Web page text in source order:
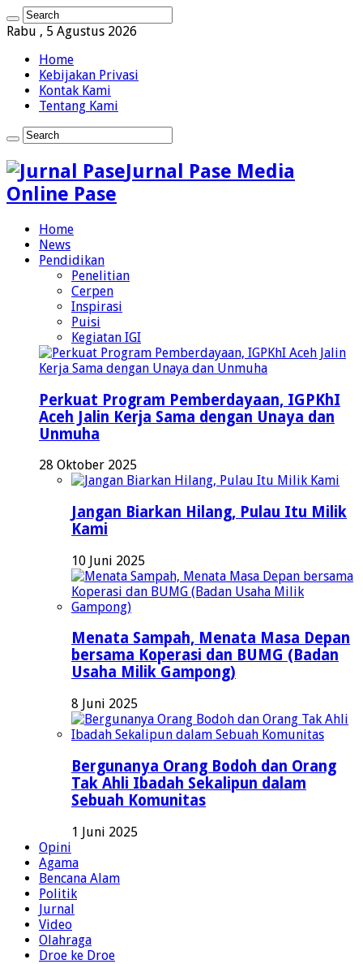
Rabu , 5 Agustus 2026
Home
Kebijakan Privasi
Kontak Kami
Tentang Kami
Jurnal Pase Media
Online Pase
Home
News
Pendidikan
Penelitian
Cerpen
Inspirasi
Puisi
Kegiatan IGI
Perkuat Program Pemberdayaan, IGPKhI
Aceh Jalin Kerja Sama dengan Unaya dan
Unmuha
28 Oktober 2025
Jangan Biarkan Hilang, Pulau Itu Milik
Kami
10 Juni 2025
Menata Sampah, Menata Masa Depan
bersama Koperasi dan BUMG (Badan
Usaha Milik Gampong)
8 Juni 2025
Bergunanya Orang Bodoh dan Orang
Tak Ahli Ibadah Sekalipun dalam
Sebuah Komunitas
1 Juni 2025
Opini
Agama
Bencana Alam
Politik
Jurnal
Video
Olahraga
Droe ke Droe